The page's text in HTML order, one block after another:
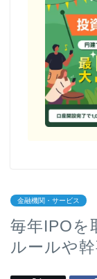
金融機関・サービス
毎年IPOを
ルールや